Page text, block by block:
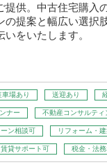
提供。中古住宅購入
の提案と幅広い選択
いをいたします。
車場あり 送迎あり
ナー 不動産コンサルティ
ーン相談可 リフォーム・
賃貸サポート可 税金・法